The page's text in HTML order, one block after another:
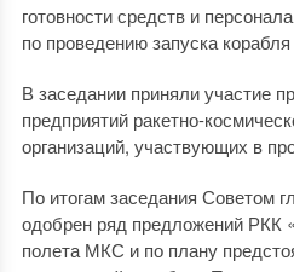
готовности средств и
по проведению запуска
В заседании приняли участие
предприятий ракетно-
организаций, участвующих в
По итогам заседания Советом
одобрен ряд предложений РКК
полета МКС и по плану